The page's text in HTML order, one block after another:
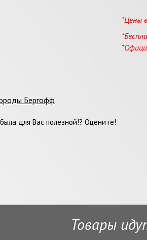
*Цены
Бергофф
для Вас полезной!? Оцените!
Товары